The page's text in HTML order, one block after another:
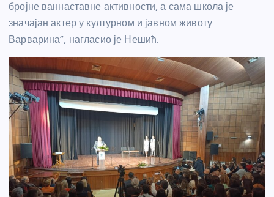
бројне ваннаставне активности, а сама школа је
значајан актер у културном и јавном животу
Варварина”, нагласио је Нешић.